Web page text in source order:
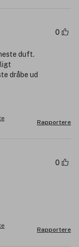
0
duft.
dråbe ud
Rapportere
0
Rapportere